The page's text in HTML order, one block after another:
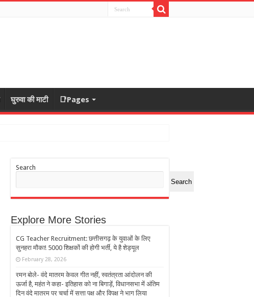
घुरुवा की माटी 📑Pages
Search
Search
Explore More Stories
CG Teacher Recruitment: छत्तीसगढ़ के युवाओं के लिए
सुनहरा मौका! 5000 शिक्षकों की होगी भर्ती, ये है शेड्यूल
February 28, 2026
रमन बोले- वंदे मातरम केवल गीत नहीं, स्वतंत्रता आंदोलन की
ऊर्जा है, महंत ने कहा- इतिहास को ना बिगाड़ें, विधानसभा में अंतिम
दिन वंदे मातरम पर चर्चा में सत्ता पक्ष और विपक्ष ने भाग लिया